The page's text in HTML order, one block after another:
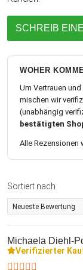
SCHREIB
WOHER
Um Vertrauen
mischen wir
(unabhängig
bestätigten
Alle Rezensionen
Sortiert nach
Michaela Diehl-
Verifizierter